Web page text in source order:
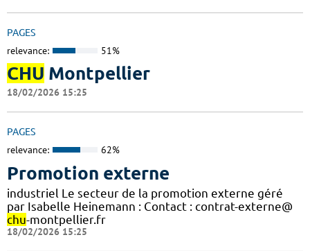
PAGES
relevance: 51%
CHU Montpellier
18/02/2026 15:25
PAGES
relevance: 62%
Promotion externe
industriel Le secteur de la promotion externe géré
par Isabelle Heinemann : Contact : contrat-externe@
chu-montpellier.fr
18/02/2026 15:25